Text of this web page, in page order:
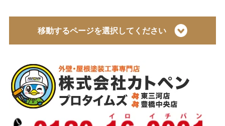
移動するページを選択してください
会社概要
代表取締役 加藤宜久よりご挨拶